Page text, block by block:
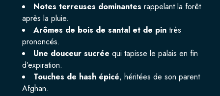
Notes terreuses dominantes rappelant la forêt
après la pluie.
Arômes de bois de santal et de pin très
prononcés.
Une douceur sucrée qui tapisse le palais en fin
d’expiration.
Touches de hash épicé, héritées de son parent
Afghan.